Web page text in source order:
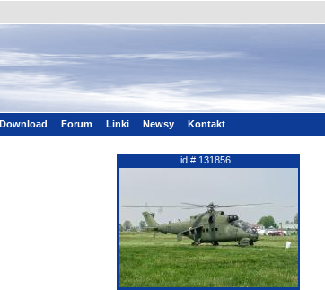
Download Forum Linki Newsy Kontakt
id # 131856